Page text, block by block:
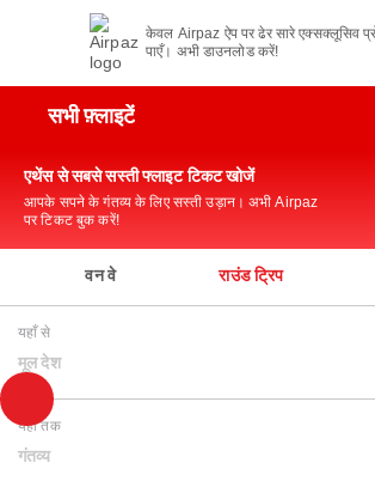
केवल Airpaz ऐप पर ढेर सारे एक्सक्लूसिव
पाएँ। अभी डाउनलोड करें!
सभी फ़्लाइटें
एथेंस से सबसे सस्ती फ्लाइट टिकट खोजें
आपके सपने के गंतव्य के लिए सस्ती उड़ान। अभी Airpaz
पर टिकट बुक करें!
वन वे राउंड ट्रिप
यहाँ से
मूल देश
यहाँ तक
गंतव्य